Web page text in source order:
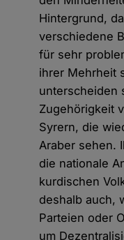
Hintergrund,
verschiedene
für sehr
ihrer Mehrheit
unterscheiden
Zugehörigkeit
Syrern, die
Araber sehen.
die nationale
kurdischen
deshalb auch,
Parteien oder
um